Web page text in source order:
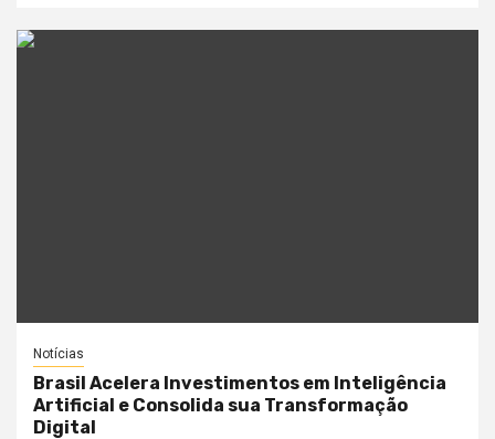
Notícias
Brasil Acelera Investimentos em Inteligência
Artificial e Consolida sua Transformação
Digital